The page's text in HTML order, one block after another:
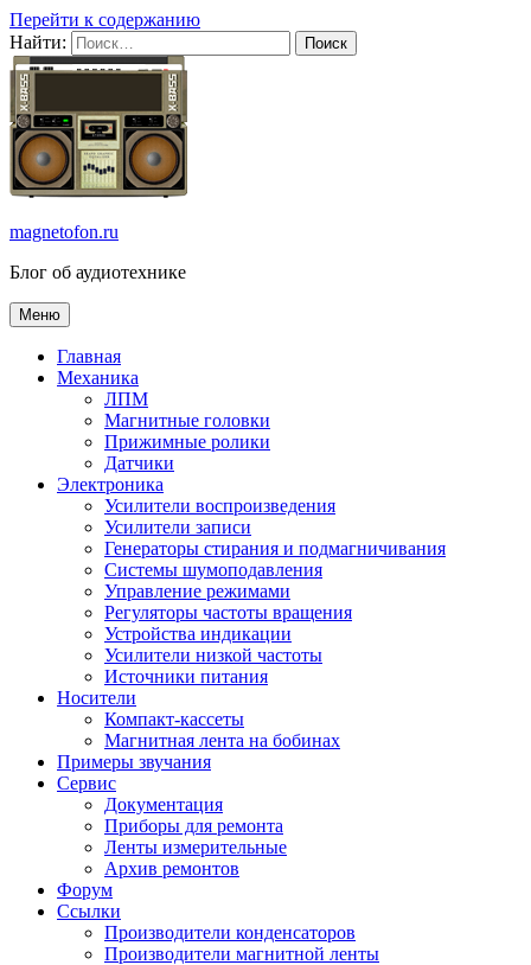
Перейти к содержанию
Найти:
magnetofon.ru
Блог об аудиотехнике
Меню
Главная
Механика
ЛПМ
Магнитные головки
Прижимные ролики
Датчики
Электроника
Усилители воспроизведения
Усилители записи
Генераторы стирания и подмагничивания
Системы шумоподавления
Управление режимами
Регуляторы частоты вращения
Устройства индикации
Усилители низкой частоты
Источники питания
Носители
Компакт-кассеты
Магнитная лента на бобинах
Примеры звучания
Сервис
Документация
Приборы для ремонта
Ленты измерительные
Архив ремонтов
Форум
Ссылки
Производители конденсаторов
Производители магнитной ленты